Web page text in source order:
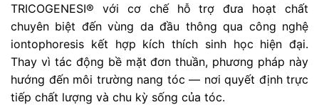
TRICOGENESI® với cơ chế hỗ trợ đưa hoạt chất
chuyên biệt đến vùng da đầu thông qua công nghệ
iontophoresis kết hợp kích thích sinh học hiện đại.
Thay vì tác động bề mặt đơn thuần, phương pháp này
hướng đến môi trường nang tóc — nơi quyết định trực
tiếp chất lượng và chu kỳ sống của tóc.